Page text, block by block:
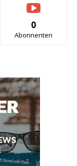
0
Abonnenten